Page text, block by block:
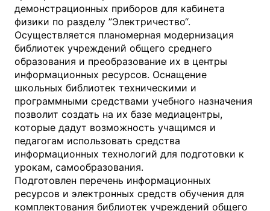
демонстрационных приборов для кабинета
физики по разделу ”Электричество“.
Осуществляется планомерная модернизация
библиотек учреждений общего среднего
образования и преобразование их в центры
информационных ресурсов. Оснащение
школьных библиотек техническими и
программными средствами учебного назначения
позволит создать на их базе медиацентры,
которые дадут возможность учащимся и
педагогам использовать средства
информационных технологий для подготовки к
урокам, самообразования.
Подготовлен перечень информационных
ресурсов и электронных средств обучения для
комплектования библиотек учреждений общего